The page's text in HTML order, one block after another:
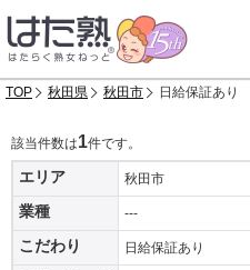
TOP 秋田県 秋田市 日給保証あり
該当件数は1件です。
エリア 秋田市
業種 ---
こだわり 日給保証あり